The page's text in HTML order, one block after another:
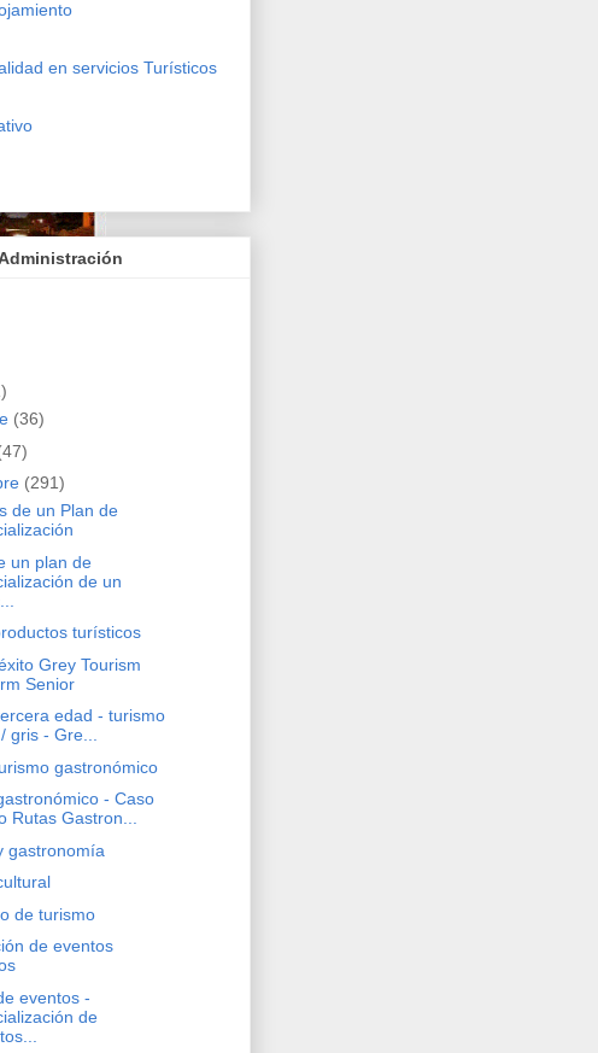
en servicios Turísticos
(36)
(291)
de un Plan de
un plan de
de un
turísticos
Grey Tourism
Senior
edad - turismo
gris - Gre...
gastronómico
- Caso
Rutas Gastron...
gastronomía
de turismo
de eventos
eventos -
de